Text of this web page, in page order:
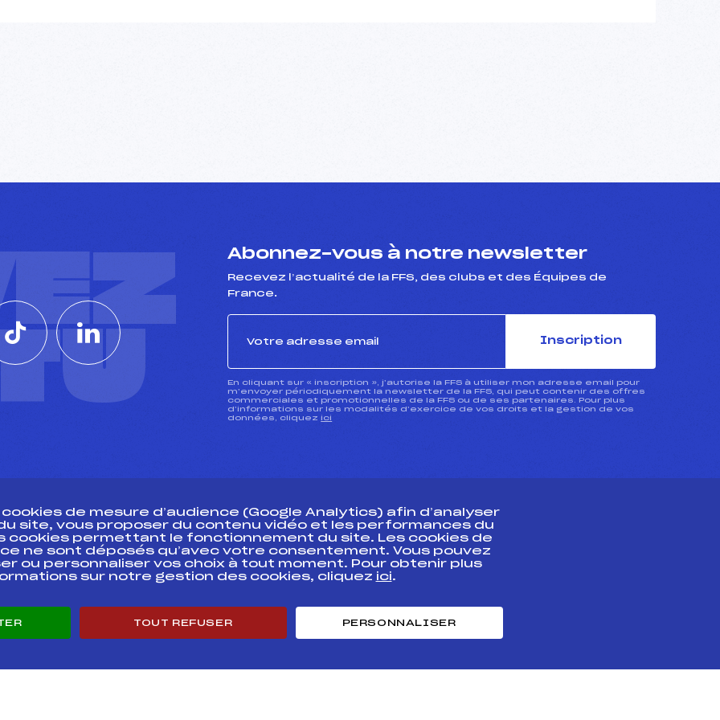
Abonnez-vous à notre newsletter
Recevez l’actualité de la FFS, des clubs et des Équipes de
France.
Inscription
En cliquant sur « inscription », j’autorise la FFS à utiliser mon adresse email pour
m’envoyer périodiquement la newsletter de la FFS, qui peut contenir des offres
commerciales et promotionnelles de la FFS ou de ses partenaires. Pour plus
d’informations sur les modalités d’exercice de vos droits et la gestion de vos
données, cliquez ici
Pass’Neige
Projet sportif fédéral
Pôle vie de l’athlète
Enseignement professionnel
de mesure d’audience (Google Analytics) afin d’analyser
site, vous proposer du contenu vidéo et les performances du
cookies permettant le fonctionnement du site. Les cookies de
ne sont déposés qu’avec votre consentement. Vous pouvez
ou personnaliser vos choix à tout moment. Pour obtenir plus
sur notre gestion des cookies, cliquez ici.
TOUT REFUSER PERSONNALISER